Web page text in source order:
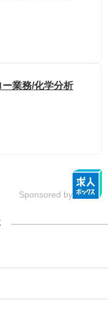
業務/化学分析
Sponsored by